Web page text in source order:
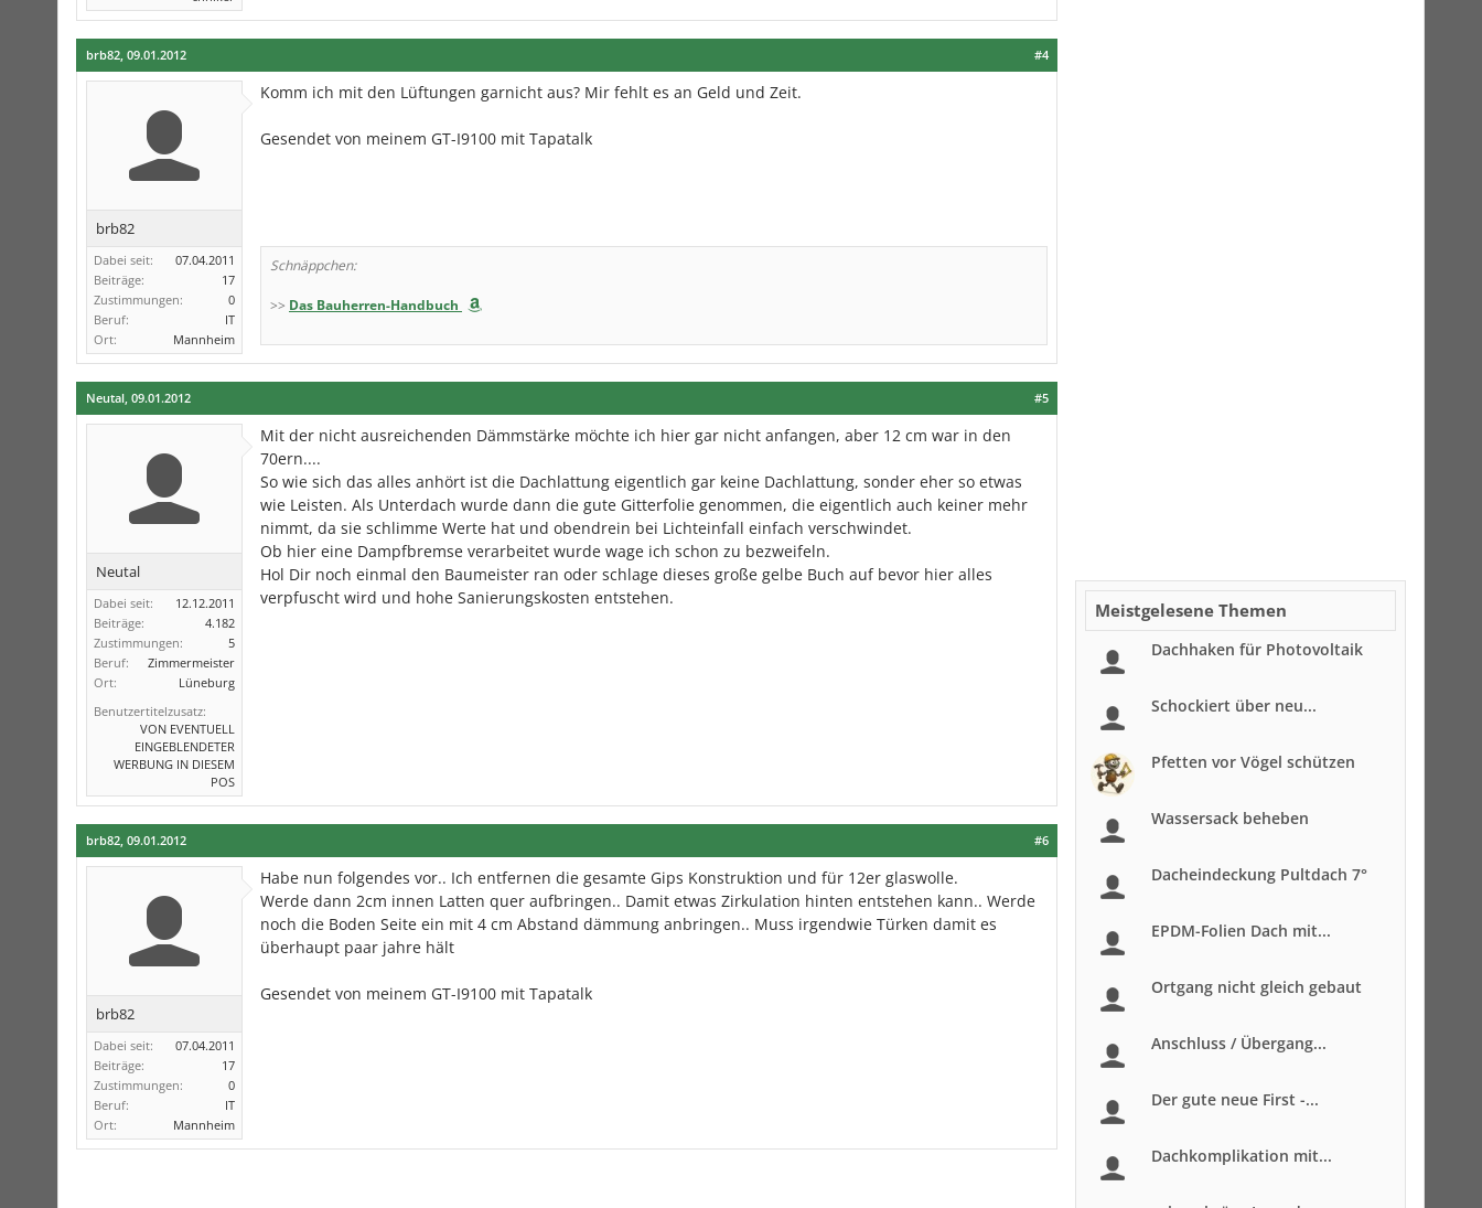
#4
brb82, 09.01.2012
brb82
Dabei seit:
07.04.2011
Beiträge:
17
Zustimmungen:
0
Beruf:
IT
Ort:
Mannheim
Komm ich mit den Lüftungen garnicht aus? Mir fehlt es an Geld und Zeit.
Gesendet von meinem GT-I9100 mit Tapatalk
Schnäppchen:
>> Das Bauherren-Handbuch
#5
Neutal, 09.01.2012
Neutal
Dabei seit:
12.12.2011
Beiträge:
4.182
Zustimmungen:
5
Beruf:
Zimmermeister
Ort:
Lüneburg
Benutzertitelzusatz:
VON EVENTUELL
EINGEBLENDETER
WERBUNG IN DIESEM
POS
Mit der nicht ausreichenden Dämmstärke möchte ich hier gar nicht anfangen, aber 12 cm war in den
70ern....
So wie sich das alles anhört ist die Dachlattung eigentlich gar keine Dachlattung, sonder eher so etwas
wie Leisten. Als Unterdach wurde dann die gute Gitterfolie genommen, die eigentlich auch keiner mehr
nimmt, da sie schlimme Werte hat und obendrein bei Lichteinfall einfach verschwindet.
Ob hier eine Dampfbremse verarbeitet wurde wage ich schon zu bezweifeln.
Hol Dir noch einmal den Baumeister ran oder schlage dieses große gelbe Buch auf bevor hier alles
verpfuscht wird und hohe Sanierungskosten entstehen.
#6
brb82, 09.01.2012
brb82
Dabei seit:
07.04.2011
Beiträge:
17
Zustimmungen:
0
Beruf:
IT
Ort:
Mannheim
Habe nun folgendes vor.. Ich entfernen die gesamte Gips Konstruktion und für 12er glaswolle.
Werde dann 2cm innen Latten quer aufbringen.. Damit etwas Zirkulation hinten entstehen kann.. Werde
noch die Boden Seite ein mit 4 cm Abstand dämmung anbringen.. Muss irgendwie Türken damit es
überhaupt paar jahre hält
Gesendet von meinem GT-I9100 mit Tapatalk
Meistgelesene Themen
Dachhaken für Photovoltaik
Schockiert über neu...
Pfetten vor Vögel schützen
Wassersack beheben
Dacheindeckung Pultdach 7°
EPDM-Folien Dach mit...
Ortgang nicht gleich gebaut
Anschluss / Übergang...
Der gute neue First -...
Dachkomplikation mit...